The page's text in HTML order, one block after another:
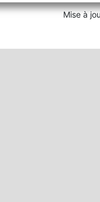
Mise à